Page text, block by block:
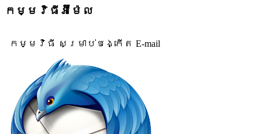
កម្មវិធីអ៊ីម៉ែល
កម្មវិធី សម្រាប់បង្កើត E-mail